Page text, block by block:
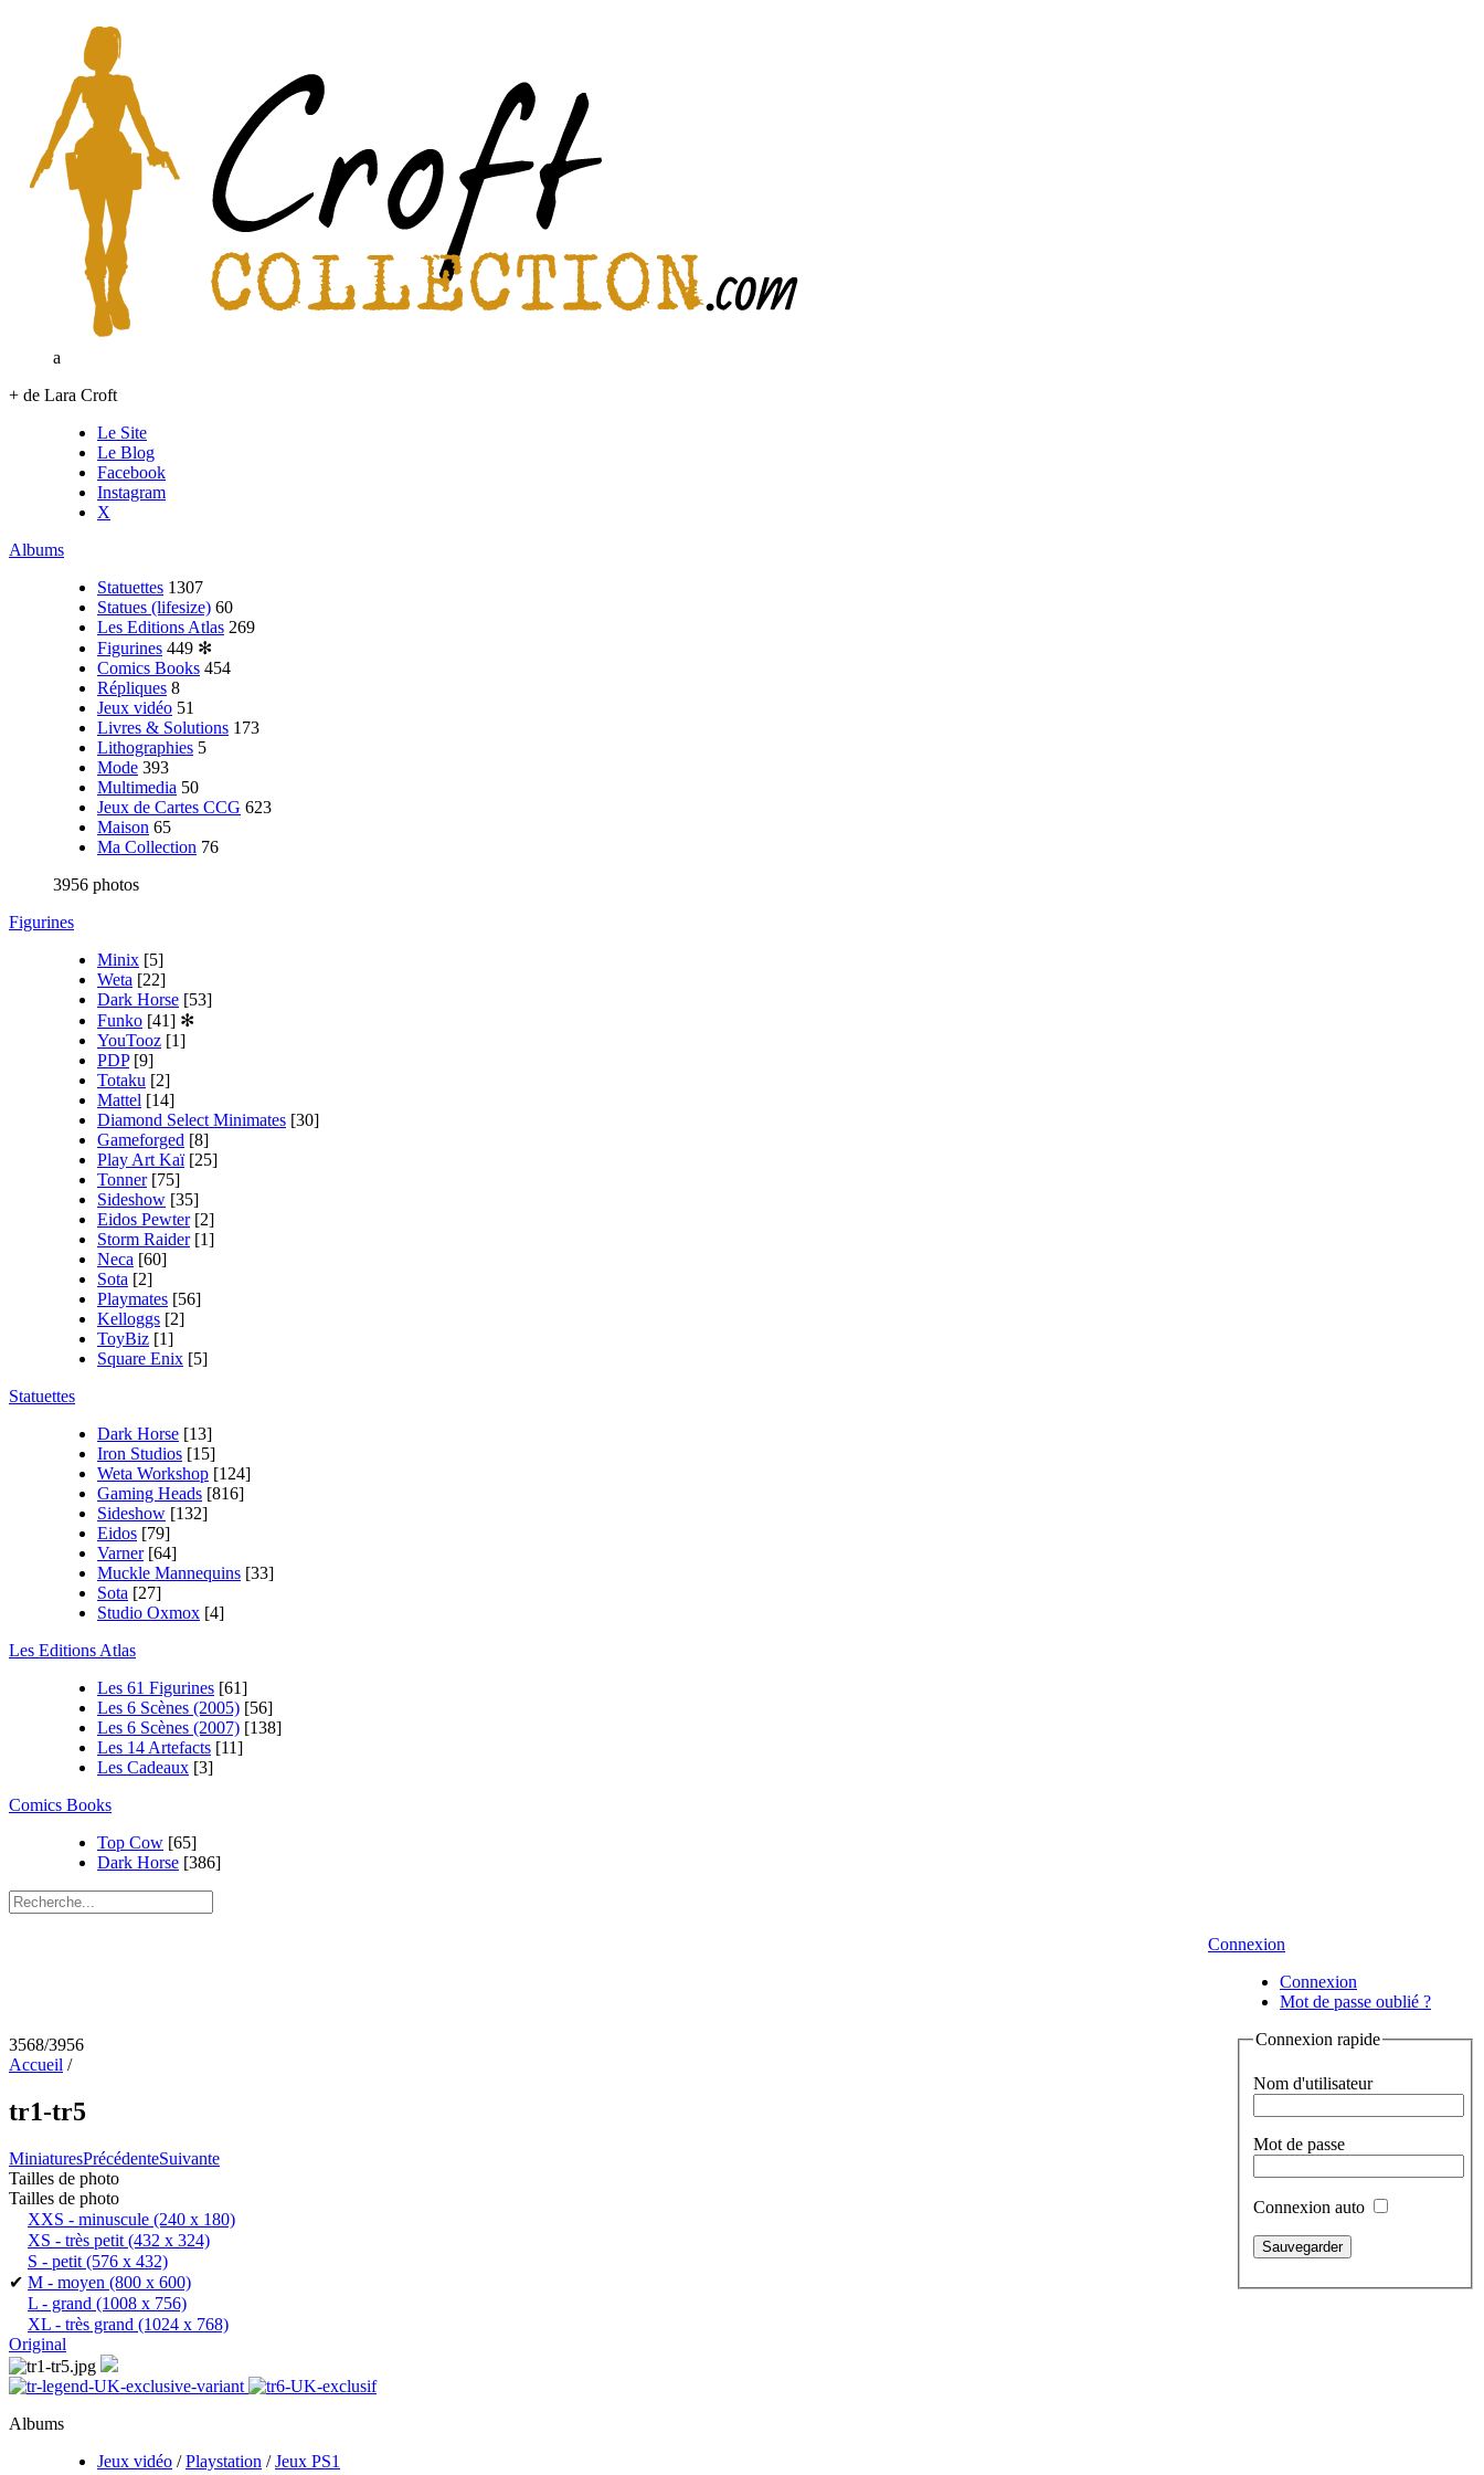
a
+ de Lara Croft
Le Site
Le Blog
Facebook
Instagram
X
Albums
Statuettes 1307
Statues (lifesize) 60
Les Editions Atlas 269
Figurines 449 ✻
Comics Books 454
Répliques 8
Jeux vidéo 51
Livres & Solutions 173
Lithographies 5
Mode 393
Multimedia 50
Jeux de Cartes CCG 623
Maison 65
Ma Collection 76
3956 photos
Figurines
Minix [5]
Weta [22]
Dark Horse [53]
Funko [41] ✻
YouTooz [1]
PDP [9]
Totaku [2]
Mattel [14]
Diamond Select Minimates [30]
Gameforged [8]
Play Art Kaï [25]
Tonner [75]
Sideshow [35]
Eidos Pewter [2]
Storm Raider [1]
Neca [60]
Sota [2]
Playmates [56]
Kelloggs [2]
ToyBiz [1]
Square Enix [5]
Statuettes
Dark Horse [13]
Iron Studios [15]
Weta Workshop [124]
Gaming Heads [816]
Sideshow [132]
Eidos [79]
Varner [64]
Muckle Mannequins [33]
Sota [27]
Studio Oxmox [4]
Les Editions Atlas
Les 61 Figurines [61]
Les 6 Scènes (2005) [56]
Les 6 Scènes (2007) [138]
Les 14 Artefacts [11]
Les Cadeaux [3]
Comics Books
Top Cow [65]
Dark Horse [386]
Connexion
Connexion
Mot de passe oublié ?
Connexion rapide
Nom d'utilisateur
Mot de passe
Connexion auto
3568/3956
Accueil /
tr1-tr5
MiniaturesPrécédenteSuivante
Tailles de photo
Tailles de photo
XXS - minuscule (240 x 180)
XS - très petit (432 x 324)
S - petit (576 x 432)
✔ M - moyen (800 x 600)
L - grand (1008 x 756)
XL - très grand (1024 x 768)
Original
Albums
Jeux vidéo /Playstation /Jeux PS1